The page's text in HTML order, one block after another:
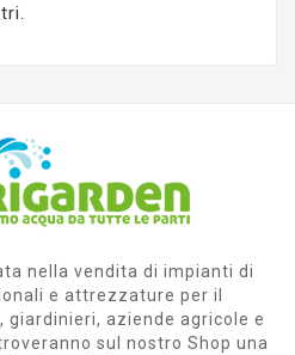
nella vendita di impianti di
e attrezzature per il
aziende agricole e
sul nostro Shop una